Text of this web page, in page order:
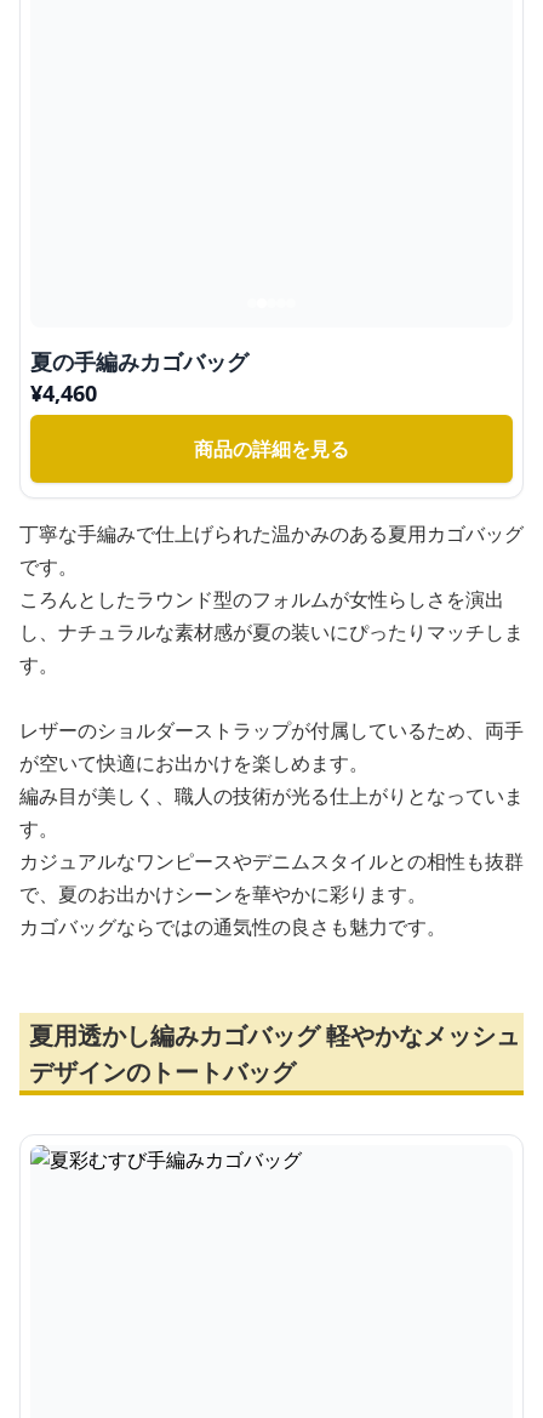
夏の手編みカゴバッグ
¥4,460
商品の詳細を見る
丁寧な手編みで仕上げられた温かみのある夏用カゴバッグ
です。
ころんとしたラウンド型のフォルムが女性らしさを演出
し、ナチュラルな素材感が夏の装いにぴったりマッチしま
す。
レザーのショルダーストラップが付属しているため、両手
が空いて快適にお出かけを楽しめます。
編み目が美しく、職人の技術が光る仕上がりとなっていま
す。
カジュアルなワンピースやデニムスタイルとの相性も抜群
で、夏のお出かけシーンを華やかに彩ります。
カゴバッグならではの通気性の良さも魅力です。
夏用透かし編みカゴバッグ 軽やかなメッシュ
デザインのトートバッグ